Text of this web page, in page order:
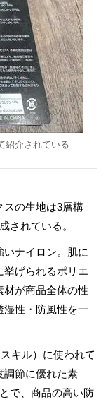
紹介されている
の生地は3層構
されている。
ナイロン。肌に
げられるポリエ
材が商品全体の性
性・防風性を一
キル）に使われて
調節に優れた素
で、商品の高い防